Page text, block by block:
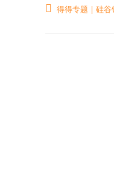
得得专题 | 硅谷